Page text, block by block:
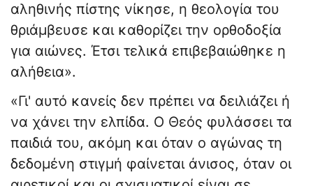
αληθινής πίστης νίκησε, η θεολογία του
θριάμβευσε και καθορίζει την ορθοδοξία
για αιώνες. Έτσι τελικά επιβεβαιώθηκε η
αλήθεια».
«Γι' αυτό κανείς δεν πρέπει να δειλιάζει ή
να χάνει την ελπίδα. Ο Θεός φυλάσσει τα
παιδιά του, ακόμη και όταν ο αγώνας τη
δεδομένη στιγμή φαίνεται άνισος, όταν οι